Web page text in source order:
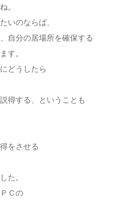
。
いのならば、
分の居場所を確保する
す。
どうしたら
得する、ということも
をさせる
た。
Ｃの